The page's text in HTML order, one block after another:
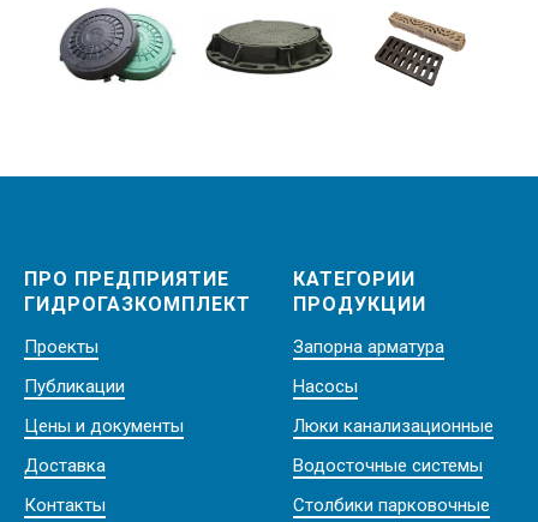
ПРО ПРЕДПРИЯТИЕ
ГИДРОГАЗКОМПЛЕКТ
Проекты
Публикации
Цены и документы
Доставка
Контакты
КАТЕГОРИИ
ПРОДУКЦИИ
Запорна арматура
Насосы
Люки канализационные
Водосточные системы
Столбики парковочные